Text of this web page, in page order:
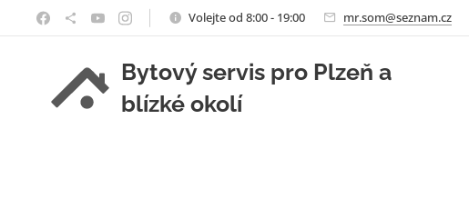
Volejte od 8:00 - 19:00 mr.som@seznam.cz
Bytový servis pro Plzeň a
blízké okolí